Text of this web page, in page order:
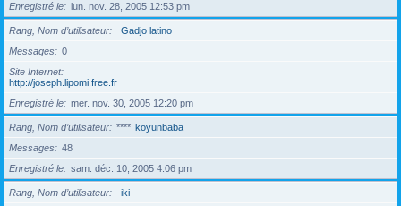
Enregistré le
lun. nov. 28, 2005 12:53 pm
Rang, Nom d’utilisateur
Gadjo latino
Messages
0
Site Internet
http://joseph.lipomi.free.fr
Enregistré le
mer. nov. 30, 2005 12:20 pm
Rang, Nom d’utilisateur **** koyunbaba
Messages
48
Enregistré le
sam. déc. 10, 2005 4:06 pm
Rang, Nom d’utilisateur
iki